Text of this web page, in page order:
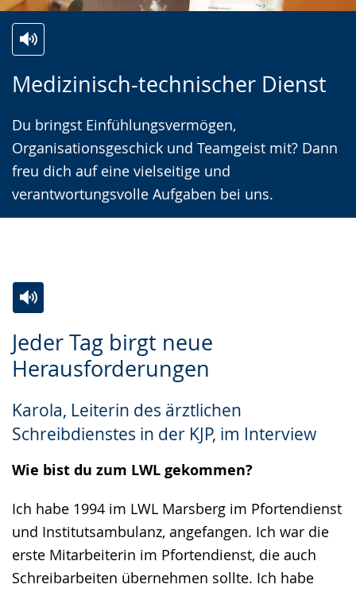
Medizinisch-technischer Dienst
Du bringst Einfühlungsvermögen,
Organisationsgeschick und Teamgeist mit? Dann
freu dich auf eine vielseitige und
verantwortungsvolle Aufgaben bei uns.
Leichten
wechseln.
Audio-
Video
Deutscher
Gebärdensprache
wird
angezeigt.
Jeder Tag birgt neue
Herausforderungen
Karola, Leiterin des ärztlichen
Schreibdienstes in der KJP, im Interview
Wie bist du zum LWL gekommen?
Ich habe 1994 im LWL Marsberg im Pfortendienst
und Institutsambulanz, angefangen. Ich war die
erste Mitarbeiterin im Pfortendienst, die auch
Schreibarbeiten übernehmen sollte. Ich habe
Leichten
Sprache
Audio-
Unterstützung.
Video
in
Gebärdensprache
wird
angezeigt.